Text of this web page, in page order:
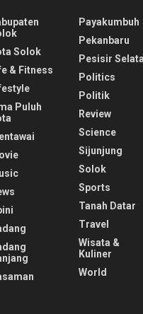
Solok
& Fitness
Puluh
Payakumbuh
Pekanbaru
Pesisir
Politics
Politik
Review
Science
Sijunjung
Solok
Sports
Tanah Datar
Travel
Wisata &
Kuliner
World